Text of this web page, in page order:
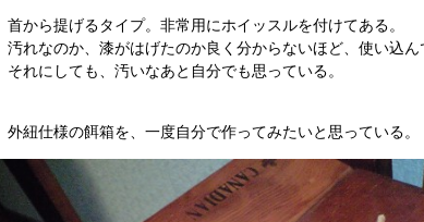
首から提げるタイプ。非常用にホイッスルを付けてある。
汚れなのか、漆がはげたのか良く分からないほど、使い込ん
それにしても、汚いなあと自分でも思っている。
外紐仕様の餌箱を、一度自分で作ってみたいと思っている。